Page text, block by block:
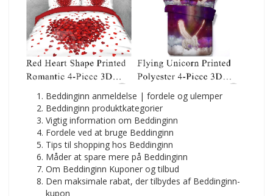
Beddinginn anmeldelse | fordele og ulemper
Beddinginn produktkategorier
Vigtig information om Beddinginn
Fordele ved at bruge Beddinginn
Tips til shopping hos Beddinginn
Måder at spare mere på Beddinginn
Om Beddinginn Kuponer og tilbud
Den maksimale rabat, der tilbydes af Beddinginn-
kupon